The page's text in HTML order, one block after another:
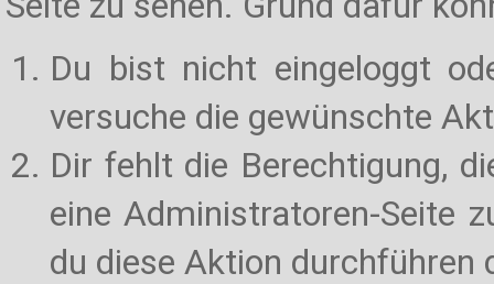
Du bist nicht eingeloggt
versuche die gewünschte
Dir fehlt die Berechtigung,
eine Administratoren-Seite
du diese Aktion durchführen